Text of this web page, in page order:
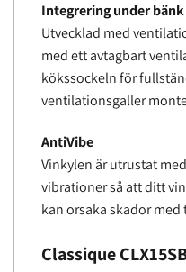
Integrering under bänk
Utvecklad med
med ett avtagbart
kökssockeln för
ventilationsgaller
AntiVibe
Vinkylen är utrustat
vibrationer så att ditt
kan orsaka skador
Classique